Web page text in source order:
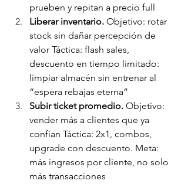
prueben y repitan a precio full
Liberar inventario. Objetivo: rotar
stock sin dañar percepción de
valor Táctica: flash sales,
descuento en tiempo limitado:
limpiar almacén sin entrenar al
“espera rebajas eterna”
Subir ticket promedio. Objetivo:
vender más a clientes que ya
confían Táctica: 2x1, combos,
upgrade con descuento. Meta:
más ingresos por cliente, no solo
más transacciones